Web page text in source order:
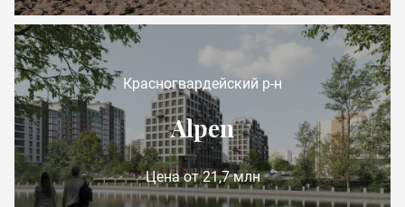
Красногвардейский р-н
Alpen
Цена от 21,7 млн